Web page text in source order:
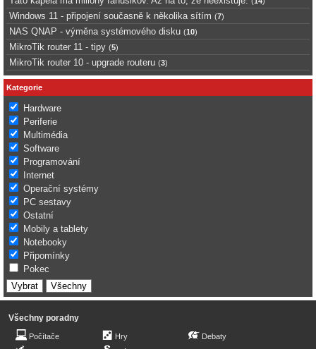
Windows 11 - připojení současně k několika sítím (7)
NAS QNAP - výměna systémového disku (10)
MikroTik router 11 - tipy (5)
MikroTik router 10 - upgrade routeru (3)
Kategorie
Hardware
Periferie
Multimédia
Software
Programování
Internet
Operační systémy
PC sestavy
Ostatní
Mobily a tablety
Notebooky
Připomínky
Pokec
Všechny poradny
Počítače
Hry
Debaty